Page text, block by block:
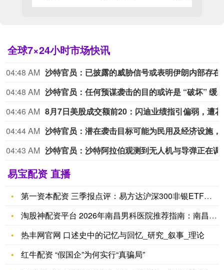
全球7×24小时市场快讯
04:48 AM
04:48 AM
沙特官员：任何预谋袭击的目的或许是 “破
04:46 AM
04:44 AM
04:43 AM
易宝配资 直播
第一资本配资 三季报点评：易方达沪深300非银ETF基金季度
淘股神配资平台 2026年南昌男科医院推荐指南：南昌附大医院
热丰网官网 口述史中的记忆与回忆_研究_叙事_理论
红牛配资 “假国企”为何实行“真骗局”